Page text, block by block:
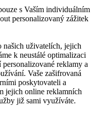
s Vaším individuálním
personalizovaný zážitek
našich uživatelích, jejich
k neustálé optimalizaci
reklamy a
Vaše zašifrovaná
poskytovateli a
jejich online reklamních
již sami využíváte.